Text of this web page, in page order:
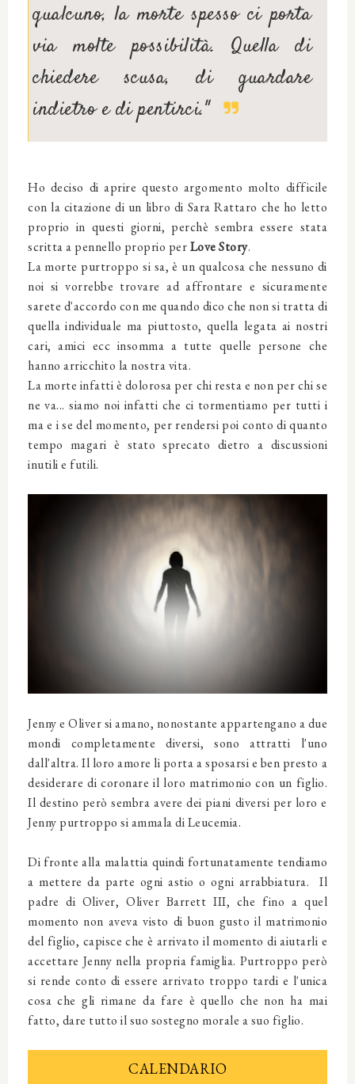
qualcuno, la morte spesso ci porta
via molte possibilità. Quella di
chiedere scusa, di guardare
indietro e di pentirci."
Ho deciso di aprire questo argomento molto difficile
con la citazione di un libro di Sara Rattaro che ho letto
proprio in questi giorni, perchè sembra essere stata
scritta a pennello proprio perLove Story.
La morte purtroppo si sa, è un qualcosa che nessuno di
noi si vorrebbe trovare ad affrontare e sicuramente
sarete d'accordo con me quando dico che non si tratta di
quella individuale ma piuttosto, quella legata ai nostri
cari, amici ecc insomma a tutte quelle persone che
hanno arricchito la nostra vita.
La morte infatti è dolorosa per chi resta e non per chi se
ne va... siamo noi infatti che ci tormentiamo per tutti i
ma e i se del momento, per rendersi poi conto di quanto
tempo magari è stato sprecato dietro a discussioni
inutili e futili.
Jenny e Oliver si amano, nonostante appartengano a due
mondi completamente diversi, sono attratti l'uno
dall'altra. Il loro amore li porta a sposarsi e ben presto a
desiderare di coronare il loro matrimonio con un figlio.
Il destino però sembra avere dei piani diversi per loro e
Jenny purtroppo si ammala di Leucemia.
Di fronte alla malattia quindi fortunatamente tendiamo
a mettere da parte ogni astio o ogni arrabbiatura. Il
padre di Oliver, Oliver Barrett III, che fino a quel
momento non aveva visto di buon gusto il matrimonio
del figlio, capisce che è arrivato il momento di aiutarli e
accettare Jenny nella propria famiglia. Purtroppo però
si rende conto di essere arrivato troppo tardi e l'unica
cosa che gli rimane da fare è quello che non ha mai
fatto, dare tutto il suo sostegno morale a suo figlio.
CALENDARIO